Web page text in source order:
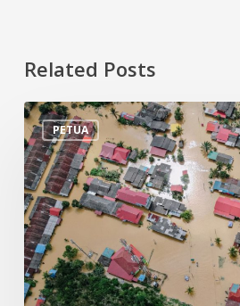
Related Posts
PETUA
Tips
Persiapan
Menghadapi
Banjir